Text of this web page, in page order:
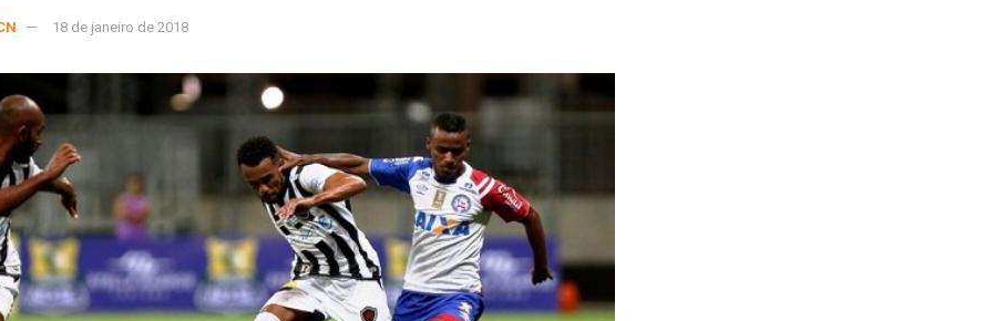
18 de janeiro de 2018